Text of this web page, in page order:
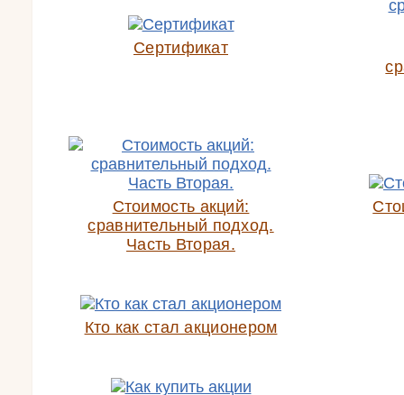
Сертификат
Стоимость акций:
сравнительный подход.
Часть Вторая.
Кто как стал акционером